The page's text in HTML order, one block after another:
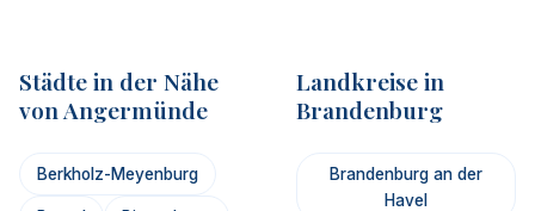
Städte in der Nähe
von Angermünde
Berkholz-Meyenburg
Landkreise in
Brandenburg
Brandenburg an der
Havel